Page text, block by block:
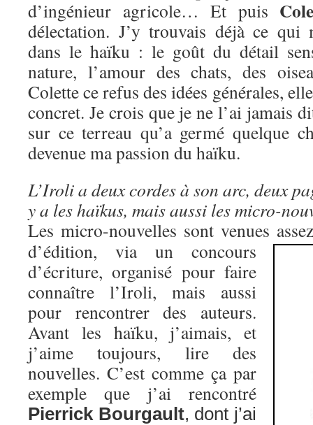
d’ingénieur agricole… Et puis
délectation. J’y trouvais déjà ce qui
dans le haïku : le goût du détail
nature, l’amour des chats, des
Colette ce refus des idées générales,
concret. Je crois que je ne l’ai jamais
sur ce terreau qu’a germé quelque
devenue ma passion du haïku.
L’Iroli a deux cordes à son arc, deux
y a les haïkus, mais aussi les micro-
Les micro-nouvelles sont venues
d’édition, via un concours
d’écriture, organisé pour faire
connaître l’Iroli, mais aussi
pour rencontrer des auteurs.
Avant les haïku, j’aimais, et
j’aime toujours, lire des
nouvelles. C’est comme ça par
exemple que j’ai rencontré
Pierrick Bourgault, dont j’ai